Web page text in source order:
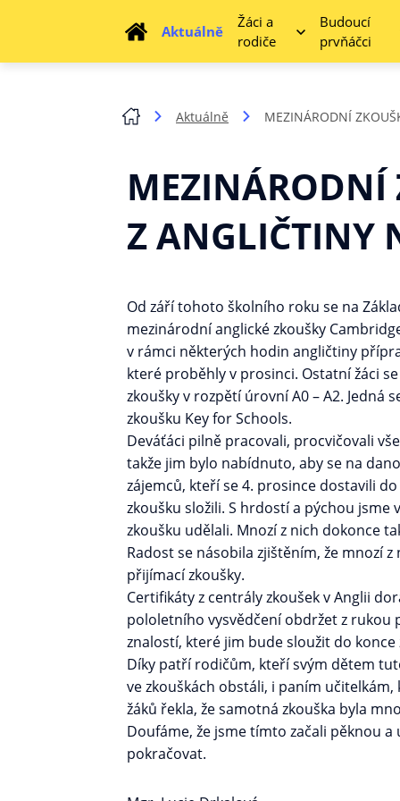
Aktuálně
Žáci a
rodiče
Budoucí
prvňáčci
Aktuálně MEZINÁRODNÍ
MEZINÁRODNÍ
Z ANGLIČTINY
Od září tohoto školního roku se na
mezinárodní anglické zkoušky
v rámci některých hodin angličtiny
které proběhly v prosinci. Ostatní žáci
zkoušky v rozpětí úrovní A0 – A2. Jedná
zkoušku Key for Schools.
Deváťáci pilně pracovali, procvičovali
takže jim bylo nabídnuto, aby se na
zájemců, kteří se 4. prosince dostavili
zkoušku složili. S hrdostí a pýchou
zkoušku udělali. Mnozí z nich dokonce
Radost se násobila zjištěním, že mnozí
přijímací zkoušky.
Certifikáty z centrály zkoušek v Anglii
pololetního vysvědčení obdržet z rukou
znalostí, které jim bude sloužit do
Díky patří rodičům, kteří svým dětem
ve zkouškách obstáli, i paním
žáků řekla, že samotná zkouška byla
Doufáme, že jsme tímto začali pěknou
pokračovat.